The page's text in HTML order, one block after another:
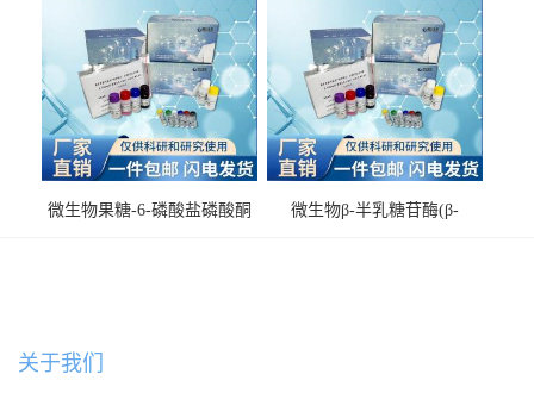
微生物果糖-6-磷酸盐磷酸酮
微生物β-半乳糖苷酶(β-
关于我们